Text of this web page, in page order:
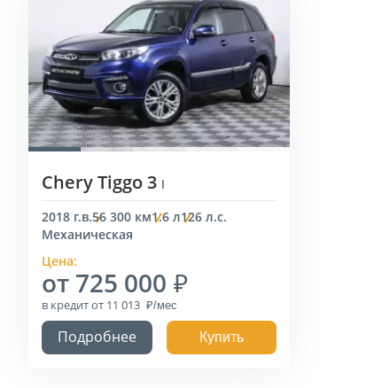
Chery Tiggo 3 I
2018 г.в.56 300 км1.6 л126 л.с.
Механическая
Цена:
от 725 000
в кредитот 11 013
Подробнее Купить